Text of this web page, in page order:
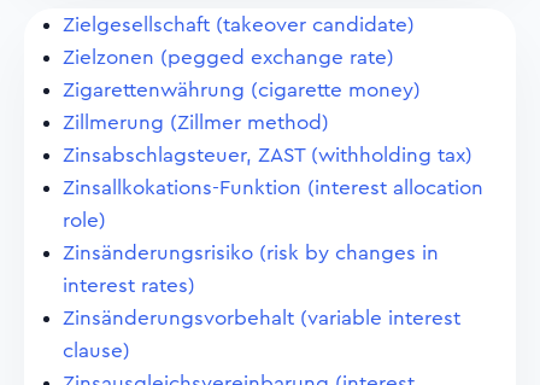
Zielgesellschaft (takeover candidate)
Zielzonen (pegged exchange rate)
Zigarettenwährung (cigarette money)
Zillmerung (Zillmer method)
Zinsabschlagsteuer, ZAST (withholding tax)
Zinsallkokations-Funktion (interest allocation
role)
Zinsänderungsrisiko (risk by changes in
interest rates)
Zinsänderungsvorbehalt (variable interest
clause)